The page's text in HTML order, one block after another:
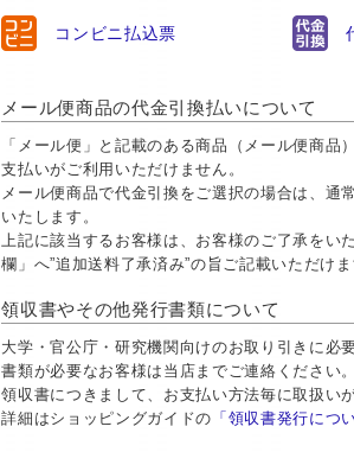
コンビニ払込票
メール便商品の代金引換払いについて
「メール便」と記載のある商品（メール便商
支払いがご利用いただけません。
メール便商品で代金引換をご選択の場合は、通
いたします。
上記に該当するお客様は、お客様のご了承をい
欄」へ”追加送料了承済み”の旨ご記載いただけ
領収書やその他発行書類について
大学・官公庁・研究機関向けのお取り引きに
書類が必要なお客様は当店までご連絡ください。
領収書につきまして、お支払い方法毎に取扱い
詳細はショッピングガイドの 「領収書発行につ